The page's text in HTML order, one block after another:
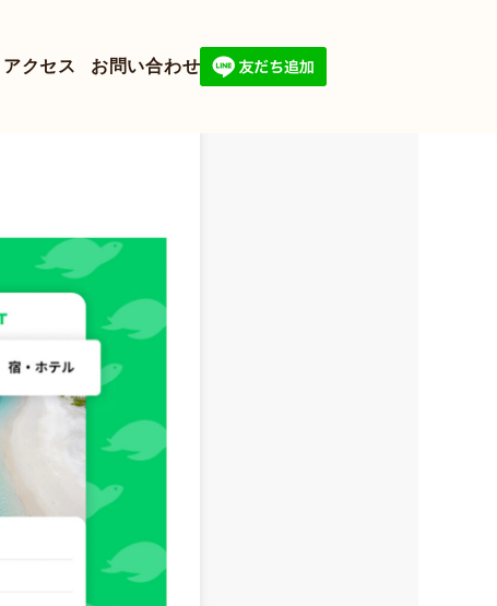
アクセス お問い合わせ